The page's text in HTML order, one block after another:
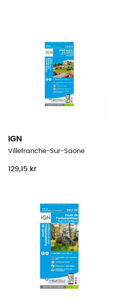
IGN
Villefranche-Sur-Saone
129,15 kr